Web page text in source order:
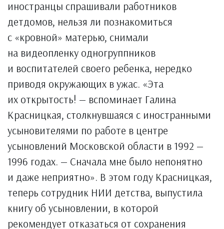
иностранцы спрашивали работников
детдомов, нельзя ли познакомиться
с «кровной» матерью, снимали
на видеопленку одногруппников
и воспитателей своего ребенка, нередко
приводя окружающих в ужас. «Эта
их открытость! — вспоминает Галина
Красницкая, столкнувшаяся с иностранными
усыновителями по работе в центре
усыновлений Московской области в 1992 —
1996 годах. — Сначала мне было непонятно
и даже неприятно». В этом году Красницкая,
теперь сотрудник НИИ детства, выпустила
книгу об усыновлении, в которой
рекомендует отказаться от сохранения